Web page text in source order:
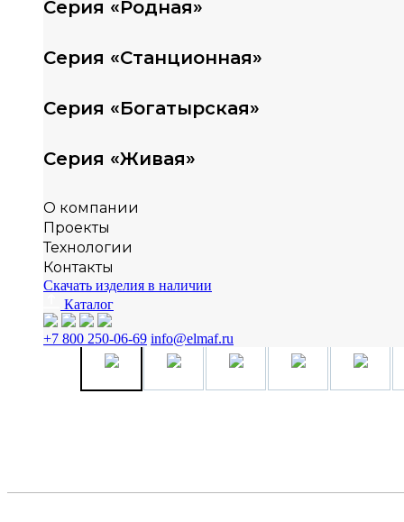
Серия «Родная»
Серия «Станционная»
Серия «Богатырская»
Серия «Живая»
О компании
Проекты
Технологии
Контакты
Скачать изделия в наличии
Каталог
+7 800 250-06-69 info@elmaf.ru